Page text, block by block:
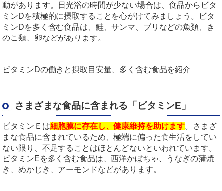
動があります。日光浴の時間が少ない場合は、食品からビタ
ミンDを積極的に摂取することを心がけてみましょう。ビタ
ミンDを多く含む食品は、鮭、サンマ、ブリなどの魚類、き
のこ類、卵などがあります。
ビタミンDの働きと摂取目安量、多く含む食品を紹介
さまざまな食品に含まれる「ビタミンE」
ビタミンＥは細胞膜に存在し、健康維持を助けます。さまざ
まな食品に含まれているため、極端に偏った食生活をしてい
ない限り、不足することはほとんどないといわれています。
ビタミンEを多く含む食品は、西洋かぼちゃ、うなぎの蒲焼
き、めかじき、アーモンドなどがあります。